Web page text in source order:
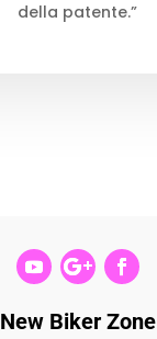
della patente.”
New Biker Zone